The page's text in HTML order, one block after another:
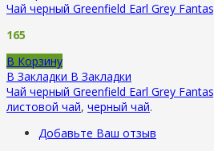
Чай черный Greenfield Earl Grey
165
В Корзину
В Закладки В Закладки
Чай черный Greenfield Earl Grey
листовой чай, черный чай.
Добавьте Ваш отзыв